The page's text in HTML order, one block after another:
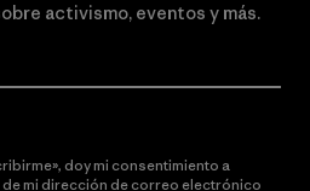
activismo, eventos y más.
doy mi consentimiento a
mi dirección de correo electrónico